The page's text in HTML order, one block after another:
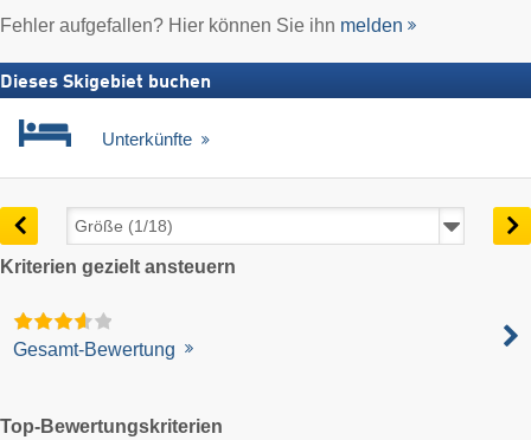
Fehler aufgefallen? Hier können Sie ihn melden
Dieses Skigebiet buchen
Unterkünfte
Kriterien gezielt ansteuern
Gesamt-Bewertung
Top-Bewertungskriterien